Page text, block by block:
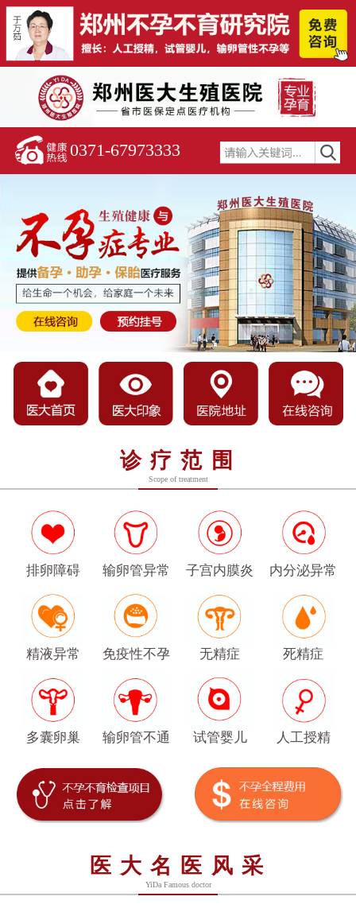
0371-67973333
诊疗范围
Scope of treatment
排卵障碍 输卵管异常 子宫内膜炎 内分泌异常
精液异常 免疫性不孕 无精症 死精症
多囊卵巢 输卵管不通 试管婴儿 人工授精
医大名医风采
YiDa Famous doctor